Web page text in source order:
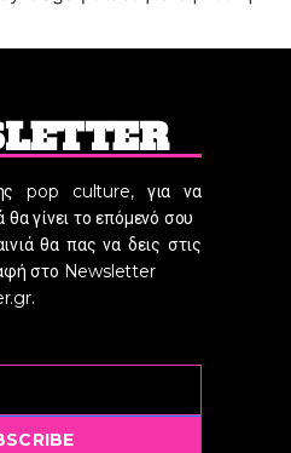
pop culture, για να
θα γίνει το επόμενό σου
θα πας να δεις στις
στο Newsletter